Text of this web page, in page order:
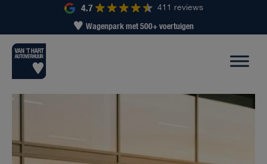
4.7
411 reviews
Wagenpark met 500+ voertuigen